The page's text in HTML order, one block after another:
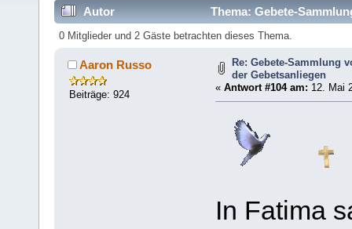
Autor
Thema: Gebete-
364501 mal)
0 Mitglieder und 2 Gäste betrachten dieses Thema.
Aaron Russo
Beiträge: 924
Re: Gebete-Sammlung
der Gebetsanliegen
« Antwort #104 am: 12. Mai
In Fatima